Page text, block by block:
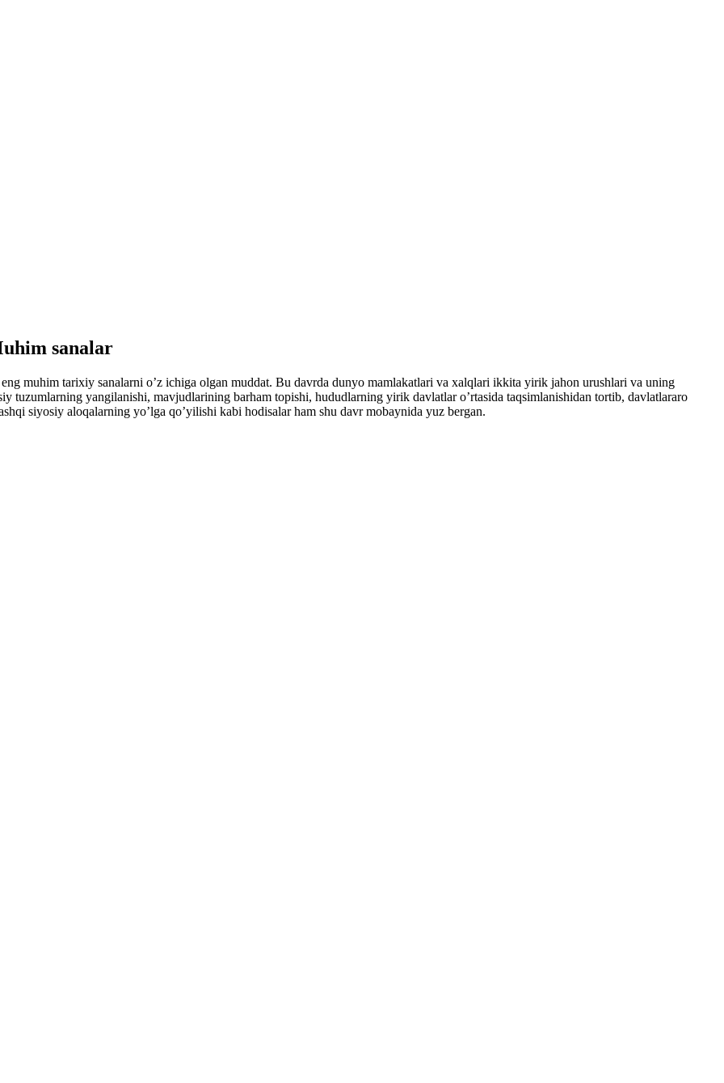
sanalar
muhim tarixiy sanalarni o’z ichiga olgan muddat. Bu davrda dunyo mamlakatlari va xalqlari ikkita yirik jahon urushlari va uning
tuzumlarning yangilanishi, mavjudlarining barham topishi, hududlarning yirik davlatlar o’rtasida taqsimlanishidan tortib, davlatlararo
siyosiy aloqalarning yo’lga qo’yilishi kabi hodisalar ham shu davr mobaynida yuz bergan.